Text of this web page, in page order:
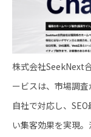
株式会社SeekNext
ービスは、市場調
自社で対応し、
い集客効果を実現